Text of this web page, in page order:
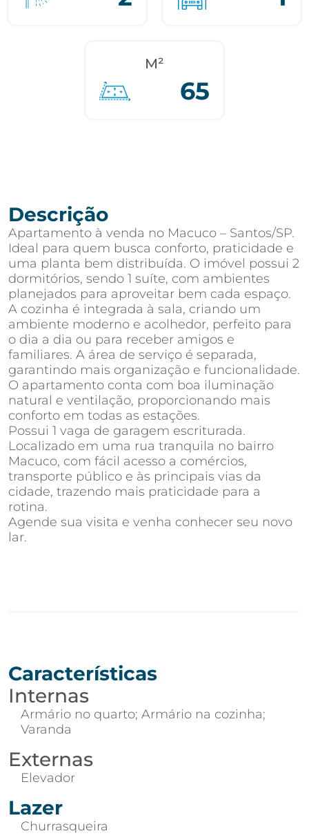
M²
65
Descrição
Apartamento à venda no Macuco – Santos/SP.
Ideal para quem busca conforto, praticidade e
uma planta bem distribuída. O imóvel possui 2
dormitórios, sendo 1 suíte, com ambientes
planejados para aproveitar bem cada espaço.
A cozinha é integrada à sala, criando um
ambiente moderno e acolhedor, perfeito para
o dia a dia ou para receber amigos e
familiares. A área de serviço é separada,
garantindo mais organização e funcionalidade.
O apartamento conta com boa iluminação
natural e ventilação, proporcionando mais
conforto em todas as estações.
Possui 1 vaga de garagem escriturada.
Localizado em uma rua tranquila no bairro
Macuco, com fácil acesso a comércios,
transporte público e às principais vias da
cidade, trazendo mais praticidade para a
rotina.
Agende sua visita e venha conhecer seu novo
lar.
Características
Internas
Armário no quarto; Armário na cozinha;
Varanda
Externas
Elevador
Lazer
Churrasqueira